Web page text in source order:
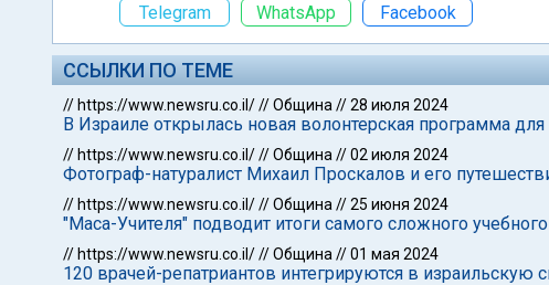
Telegram
WhatsApp Facebook
ССЫЛКИ ПО ТЕМЕ
// https://www.newsru.co.il///Община //28 июля 2024
В Израиле открылась новая волонтерская программа
// https://www.newsru.co.il///Община //02 июля 2024
Фотограф-натуралист Михаил Проскалов и его
// https://www.newsru.co.il///Община //25 июня 2024
"Маса-Учителя" подводит итоги самого сложного
// https://www.newsru.co.il///Община //01 мая 2024
120 врачей-репатриантов интегрируются в израильскую